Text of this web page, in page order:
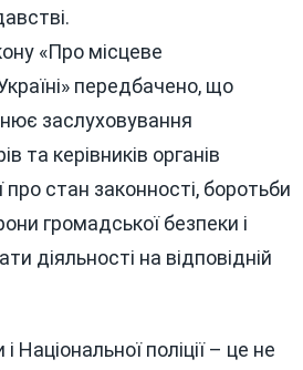
«Про місцеве
передбачено, що
заслуховування
та керівників органів
про стан законності, боротьби
громадської безпеки і
діяльності на відповідній
Національної поліції – це не